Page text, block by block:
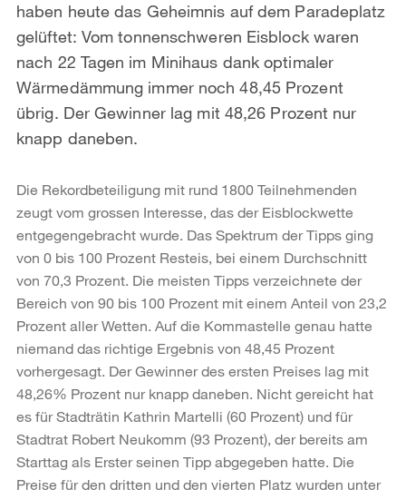
haben heute das Geheimnis auf dem Paradeplatz
gelüftet: Vom tonnenschweren Eisblock waren
nach 22 Tagen im Minihaus dank optimaler
Wärmedämmung immer noch 48,45 Prozent
übrig. Der Gewinner lag mit 48,26 Prozent nur
knapp daneben.
Die Rekordbeteiligung mit rund 1800 Teilnehmenden
zeugt vom grossen Interesse, das der Eisblockwette
entgegengebracht wurde. Das Spektrum der Tipps ging
von 0 bis 100 Prozent Resteis, bei einem Durchschnitt
von 70,3 Prozent. Die meisten Tipps verzeichnete der
Bereich von 90 bis 100 Prozent mit einem Anteil von 23,2
Prozent aller Wetten. Auf die Kommastelle genau hatte
niemand das richtige Ergebnis von 48,45 Prozent
vorhergesagt. Der Gewinner des ersten Preises lag mit
48,26% Prozent nur knapp daneben. Nicht gereicht hat
es für Stadträtin Kathrin Martelli (60 Prozent) und für
Stadtrat Robert Neukomm (93 Prozent), der bereits am
Starttag als Erster seinen Tipp abgegeben hatte. Die
Preise für den dritten und den vierten Platz wurden unter